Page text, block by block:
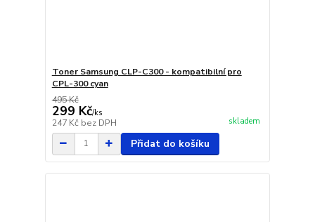
Toner Samsung CLP-C300 - kompatibilní pro
CPL-300 cyan
495 Kč
299 Kč/ks
247 Kč bez DPH skladem
Přidat do košíku